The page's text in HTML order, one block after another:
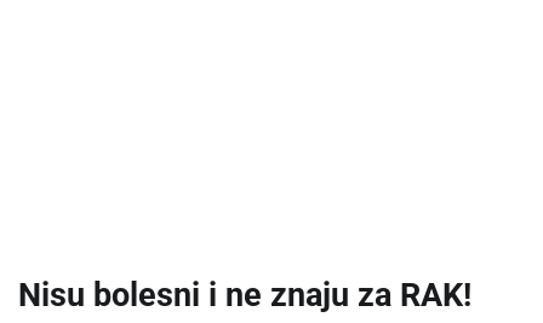
Nisu bolesni i ne znaju za RAK!